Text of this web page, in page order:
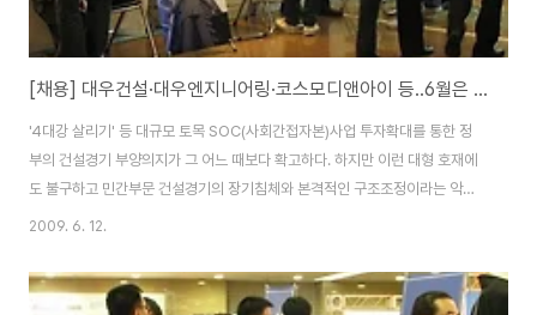
[채용] 대우건설·대우엔지니어링·코스모디앤아이 등..6월은 건설고용시장의 중요한 척도
'4대강 살리기' 등 대규모 토목 SOC(사회간접자본)사업 투자확대를 통한 정
부의 건설경기 부양의지가 그 어느 때보다 확고하다. 하지만 이런 대형 호재에
도 불구하고 민간부문 건설경기의 장기침체와 본격적인 구조조정이라는 악재
가 겹치면서 건설고용시장이 아직 뚜렷한 방향성을 찾지 못하고 있다. 상반기
요 건설사들의 경력직 채용소식이 이어지고 있다. 12일 건설취업포털 건설워
커(www.worker.co.kr 대표 유종현)에 따르면 대우엔지니어링, 대우건설,
2009. 6. 12.